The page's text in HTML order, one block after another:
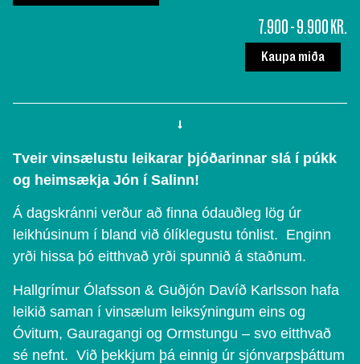
7.900 - 9.900 KR.
Kaupa miða
Tveir vinsælustu leikarar þjóðarinnar slá í púkk
og heimsækja Jón í Salinn!
Á dagskránni verður að finna ódauðleg lög úr
leikhúsinum í bland við ólíklegustu tónlist. Enginn
yrði hissa þó eitthvað yrði spunnið á staðnum.
Hallgrímur Ólafsson & Guðjón Davíð Karlsson hafa
leikið saman í vinsælum leiksýningum eins og
Óvitum, Gauragangi og Ormstungu – svo eitthvað
sé nefnt. Við þekkjum þá einnig úr sjónvarpsþáttum